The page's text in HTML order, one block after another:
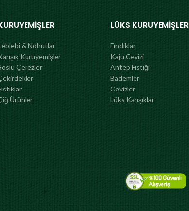
& Nohutlar
Kuruyemişler
Çerezler
Ürünler
LÜKS KURUYEMIŞLER
Fındıklar
Kaju Cevizi
Antep Fıstığı
Bademler
Cevizler
Lüks Karışıklar